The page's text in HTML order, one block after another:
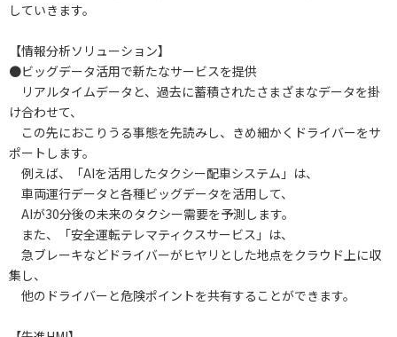
していきます。
【情報分析ソリューション】
●ビッグデータ活用で新たなサービスを提供
リアルタイムデータと、過去に蓄積されたさまざまなデータを掛
け合わせて、
この先におこりうる事態を先読みし、きめ細かくドライバーをサ
ポートします。
例えば、「AIを活用したタクシー配車システム」は、
車両運行データと各種ビッグデータを活用して、
AIが30分後の未来のタクシー需要を予測します。
また、「安全運転テレマティクスサービス」は、
急ブレーキなどドライバーがヒヤリとした地点をクラウド上に収
集し、
他のドライバーと危険ポイントを共有することができます。